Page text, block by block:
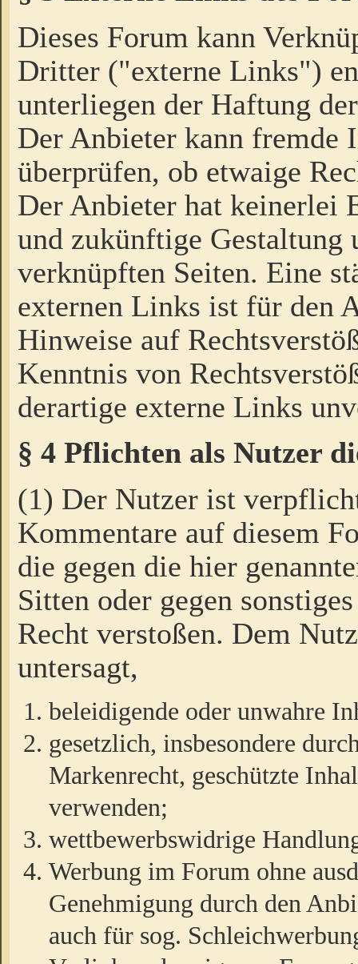
Dieses Forum kann
Dritter ("externe Links")
unterliegen der Haftung
Der Anbieter kann fremde
überprüfen, ob etwaige
Der Anbieter hat keinerlei
und zukünftige Gestaltung
verknüpften Seiten. Eine
externen Links ist für den
Hinweise auf
Kenntnis von
derartige externe Links
§ 4 Pflichten als Nutzer
(1) Der Nutzer ist
Kommentare auf diesem
die gegen die hier
Sitten oder gegen
Recht verstoßen. Dem
untersagt,
beleidigende oder unwahre
gesetzlich, insbesondere
Markenrecht, geschützte
verwenden;
wettbewerbswidrige
Werbung im Forum ohne
Genehmigung durch den
auch für sog.